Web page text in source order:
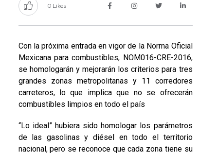
0 Likes
Con la próxima entrada en vigor de la Norma Oficial
Mexicana para combustibles, NOM016-CRE-2016,
se homologarán y mejorarán los criterios para tres
grandes zonas metropolitanas y 11 corredores
carreteros, lo que implica que no se ofrecerán
combustibles limpios en todo el país
“Lo ideal” hubiera sido homologar los parámetros
de las gasolinas y diésel en todo el territorio
nacional, pero se reconoce que cada zona tiene su